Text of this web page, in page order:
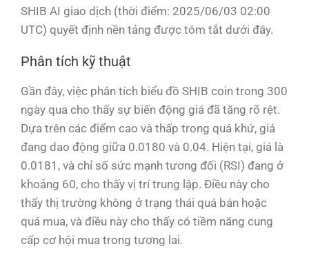
SHIB AI giao dịch (thời điểm: 2025/06/03 02:00
UTC) quyết định nền tảng được tóm tắt dưới đây.
Phân tích kỹ thuật
Gần đây, việc phân tích biểu đồ SHIB coin trong 300
ngày qua cho thấy sự biến động giá đã tăng rõ rệt.
Dựa trên các điểm cao và thấp trong quá khứ, giá
đang dao động giữa 0.0180 và 0.04. Hiện tại, giá là
0.0181, và chỉ số sức mạnh tương đối (RSI) đang ở
khoảng 60, cho thấy vị trí trung lập. Điều này cho
thấy thị trường không ở trạng thái quá bán hoặc
quá mua, và điều này cho thấy có tiềm năng cung
cấp cơ hội mua trong tương lai.